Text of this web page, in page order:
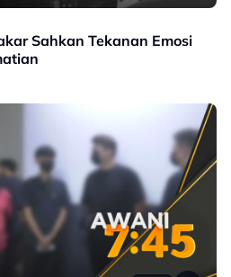
Sahkan Tekanan Emosi